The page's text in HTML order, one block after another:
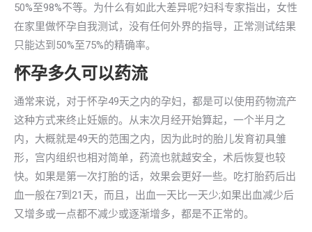
50%至98%不等。为什么有如此大差异呢?妇科专家指出，女性
在家里做怀孕自我测试，没有任何外界的指导，正常测试结果
只能达到50%至75%的精确率。
怀孕多久可以药流
通常来说，对于怀孕49天之内的孕妇，都是可以使用药物流产
这种方式来终止妊娠的。从末次月经开始算起，一个半月之
内，大概就是49天的范围之内，因为此时的胎儿发育初具雏
形，宫内组织也相对简单，药流也就越安全，术后恢复也较
快。如果是第一次打胎的话，效果会更好一些。吃打胎药后出
血一般在7到21天，而且，出血一天比一天少;如果出血减少后
又增多或一点都不减少或逐渐增多，都是不正常的。